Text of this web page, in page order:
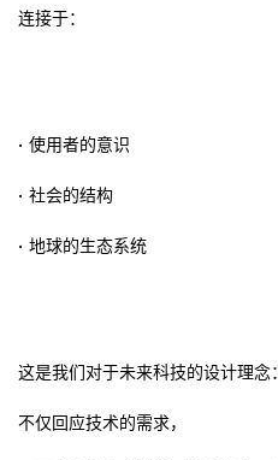
连接于：
• 使用者的意识
• 社会的结构
• 地球的生态系统
这是我们对于未来科技的设计理念：
不仅回应技术的需求，